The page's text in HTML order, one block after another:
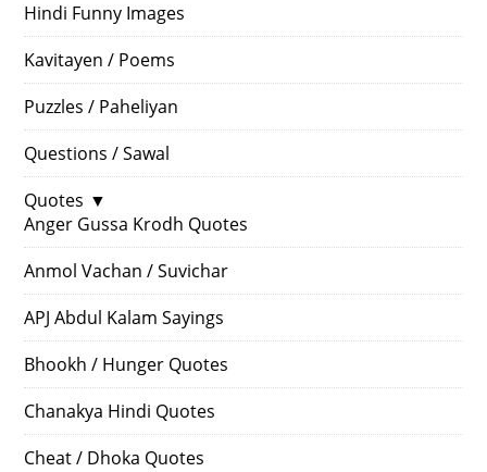
Hindi Funny Images
Kavitayen / Poems
Puzzles / Paheliyan
Questions / Sawal
Quotes ▼
Anger Gussa Krodh Quotes
Anmol Vachan / Suvichar
APJ Abdul Kalam Sayings
Bhookh / Hunger Quotes
Chanakya Hindi Quotes
Cheat / Dhoka Quotes